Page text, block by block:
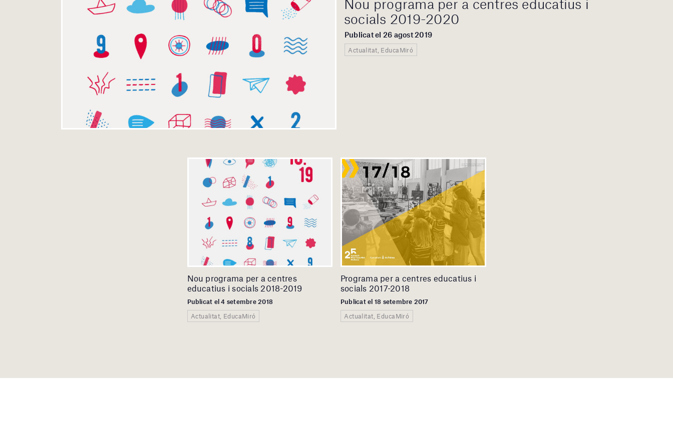
Nou programa per a centres educatius i
socials 2019-2020
Publicat el 26 agost 2019
Actualitat, EducaMiró
Nou programa per a centres
educatius i socials 2018-2019
Publicat el 4 setembre 2018
Actualitat, EducaMiró
Programa per a centres educatius i
socials 2017-2018
Publicat el 18 setembre 2017
Actualitat, EducaMiró